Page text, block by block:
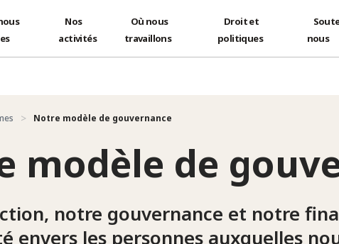
Nos
activités
Où nous
travaillons
Droit et
politiques
nous
Notre modèle de gouvernance
modèle de
notre gouvernance et notre
envers les personnes auxquelles